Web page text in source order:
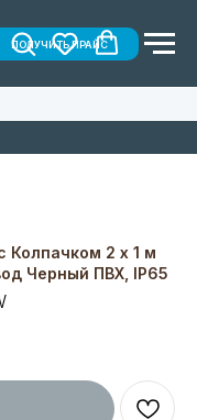
ПОЛУЧИТЬ ПРАЙС
Колпачком 2 x 1 м
Черный ПВХ, IP65